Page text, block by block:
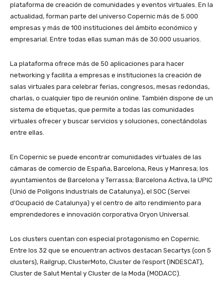
plataforma de creación de comunidades y eventos virtuales. En la
actualidad, forman parte del universo Copernic más de 5.000
empresas y más de 100 instituciones del ámbito económico y
empresarial. Entre todas ellas suman más de 30.000 usuarios.
La plataforma ofrece más de 50 aplicaciones para hacer
networking y facilita a empresas e instituciones la creación de
salas virtuales para celebrar ferias, congresos, mesas redondas,
charlas, o cualquier tipo de reunión online. También dispone de un
sistema de etiquetas, que permite a todas las comunidades
virtuales ofrecer y buscar servicios y soluciones, conectándolas
entre ellas.
En Copernic se puede encontrar comunidades virtuales de las
cámaras de comercio de España, Barcelona, Reus y Manresa; los
ayuntamientos de Barcelona y Terrassa; Barcelona Activa, la UPIC
(Unió de Polígons Industrials de Catalunya), el SOC (Servei
d’Ocupació de Catalunya) y el centro de alto rendimiento para
emprendedores e innovación corporativa Oryon Universal.
Los clusters cuentan con especial protagonismo en Copernic.
Entre los 32 que se encuentran activos destacan Secartys (con 5
clusters), Railgrup, ClusterMoto, Cluster de l’esport (INDESCAT),
Cluster de Salut Mental y Cluster de la Moda (MODACC).